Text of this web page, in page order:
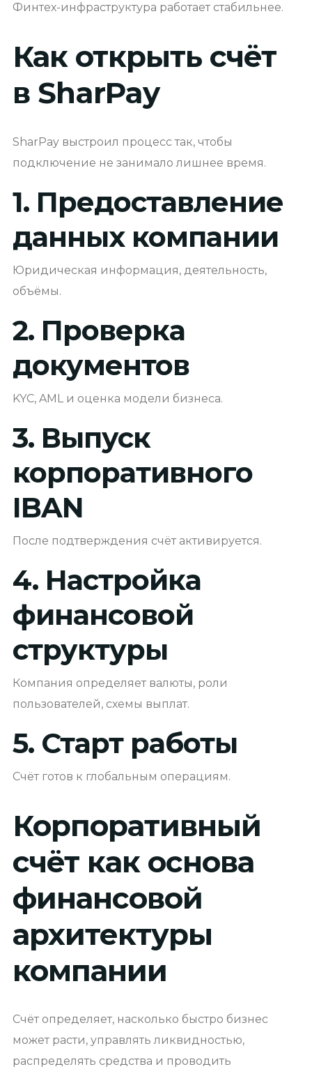
Финтех-инфраструктура работает стабильнее.
Как открыть счёт
в SharPay
SharPay выстроил процесс так, чтобы
подключение не занимало лишнее время.
1. Предоставление
данных компании
Юридическая информация, деятельность,
объёмы.
2. Проверка
документов
KYC, AML и оценка модели бизнеса.
3. Выпуск
корпоративного
IBAN
После подтверждения счёт активируется.
4. Настройка
финансовой
структуры
Компания определяет валюты, роли
пользователей, схемы выплат.
5. Старт работы
Счёт готов к глобальным операциям.
Корпоративный
счёт как основа
финансовой
архитектуры
компании
Счёт определяет, насколько быстро бизнес
может расти, управлять ликвидностью,
распределять средства и проводить